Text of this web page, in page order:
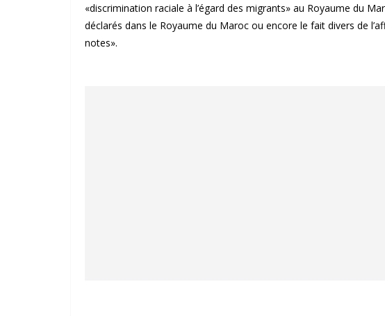
«discrimination raciale à l’égard des migrants» au Royaume du
déclarés dans le Royaume du Maroc ou encore le fait divers de
notes».